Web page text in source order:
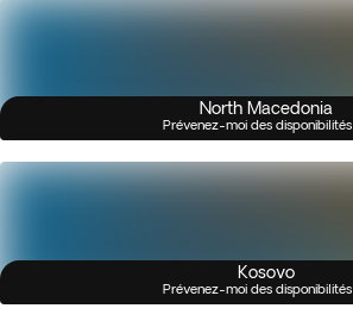
North Macedonia
Prévenez-moi des disponibilités
Kosovo
Prévenez-moi des disponibilités